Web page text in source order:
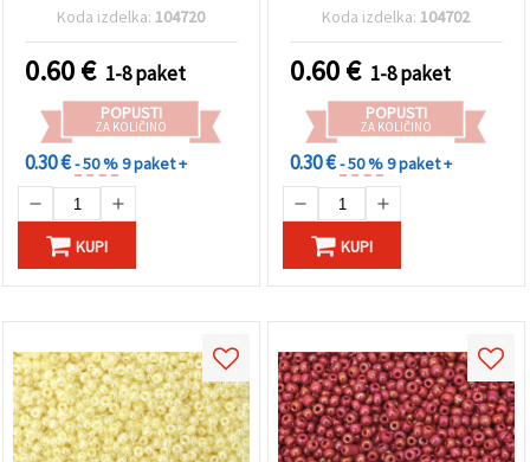
Koda izdelka: 104720
0.60€ 1-8 paket
POPUSTI
ZA KOLIČINO
0.30 €- 50 %9 paket +
KUPI
Koda izdelka: 104702
0.60€ 1-8 paket
POPUSTI
ZA KOLIČINO
0.30 €- 50 %9 paket +
KUPI